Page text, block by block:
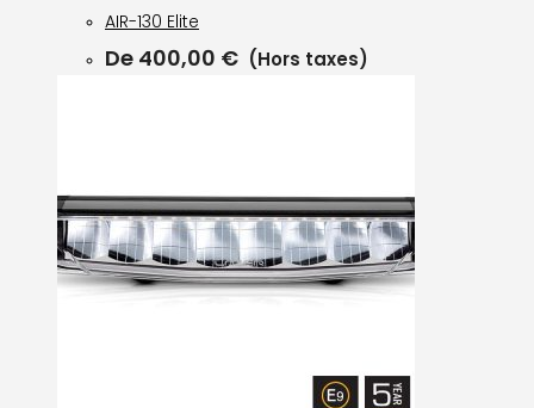
AIR-130 Elite
De 400,00 € (Hors taxes)